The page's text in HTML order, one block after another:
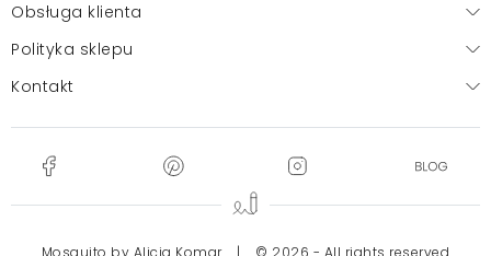
Obsługa klienta
Polityka sklepu
Kontakt
Mosquito by Alicja Komar | © 2026 - All rights reserved